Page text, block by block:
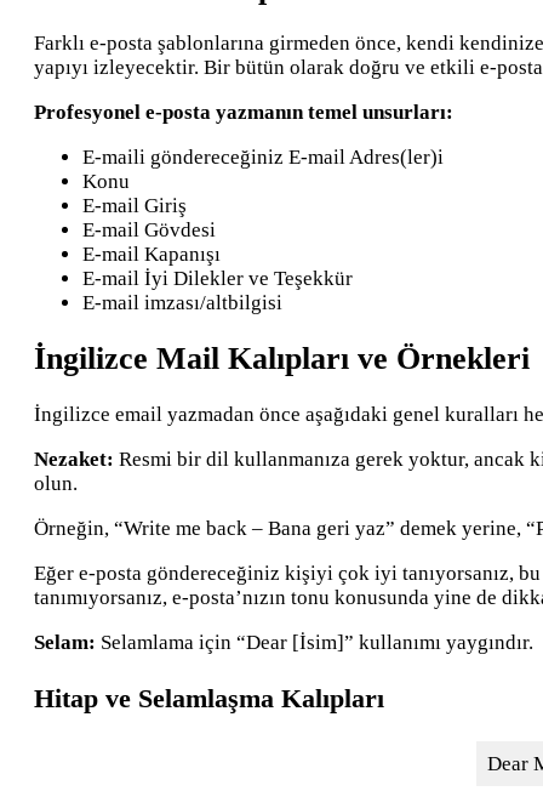
Farklı e-posta şablonlarına girmeden önce, kendi
yapıyı izleyecektir. Bir bütün olarak doğru ve etkili e-
Profesyonel e-posta yazmanın temel unsurları:
E-maili göndereceğiniz E-mail Adres(ler)i
Konu
E-mail Giriş
E-mail Gövdesi
E-mail Kapanışı
E-mail İyi Dilekler ve Teşekkür
E-mail imzası/altbilgisi
İngilizce Mail Kalıpları ve Örnekleri
İngilizce email yazmadan önce aşağıdaki genel kuralları
Nezaket: Resmi bir dil kullanmanıza gerek yoktur, ancak
olun.
Örneğin, “Write me back – Bana geri yaz” demek yerine,
Eğer e-posta göndereceğiniz kişiyi çok iyi tanıyorsanız,
tanımıyorsanız, e-posta’nızın tonu konusunda yine de
Selam: Selamlama için “Dear [İsim]” kullanımı yaygındır.
Hitap ve Selamlaşma Kalıpları
Dear